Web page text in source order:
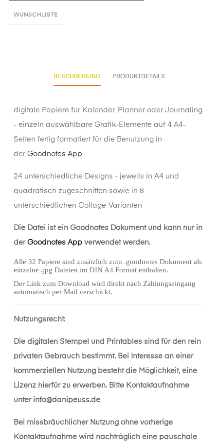
WUNSCHLISTE
BESCHREIBUNG PRODUKTDETAILS
digitale Papiere für Kalender, Planner oder Journaling
- einzeln auswählbare Grafik-Elemente auf 4 A4-
Seiten fertig formatiert für die Benutzung in
der Goodnotes App
24 unterschiedliche Designs - jeweils in A4 und
quadratisch zugeschnitten sowie in 8
unterschiedlichen Collage-Varianten
Die Datei ist ein Goodnotes Dokument und kann nur in
der Goodnotes App verwendet werden.
Alle 32 Papiere sind zusätzlich zum .goodnotes Dokument als
einzelne .jpg Dateien im DIN A4 Format enthalten.
Der Link zum Download wird direkt nach Zahlungseingang
automatisch per Mail verschickt.
Nutzungsrecht:
Die digitalen Stempel und Printables sind für den rein
privaten Gebrauch bestimmt. Bei Interesse an einer
kommerziellen Nutzung besteht die Möglichkeit, eine
Lizenz hierfür zu erwerben. Bitte Kontaktaufnahme
unter info@danipeuss.de
Bei missbräuchlicher Nutzung ohne vorherige
Kontaktaufnahme wird nachträglich eine pauschale